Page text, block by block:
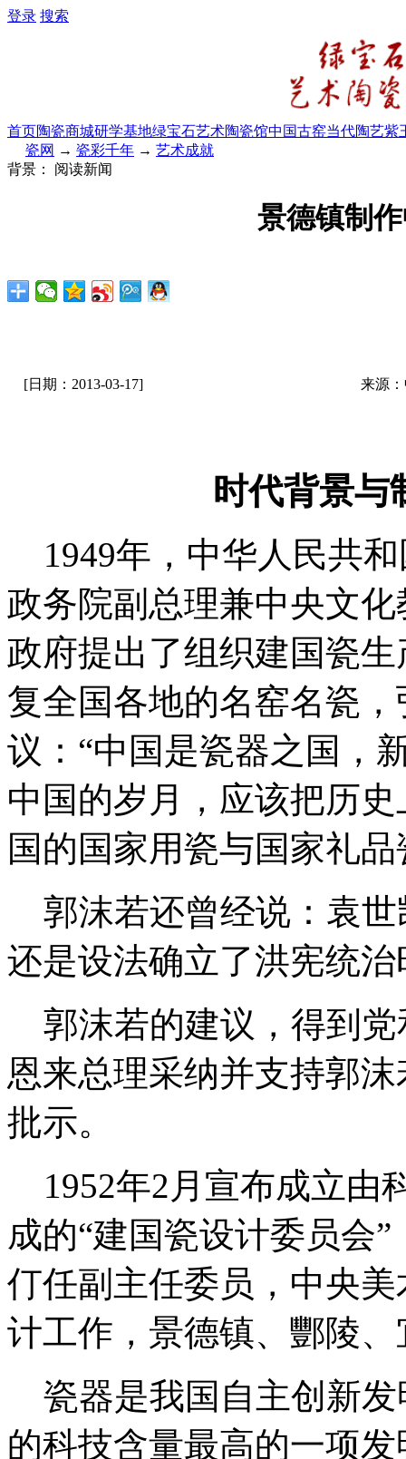
登录 搜索
首页陶瓷商城研学基地绿宝石艺术陶瓷馆中国古窑当代陶艺紫
瓷网 → 瓷彩千年 → 艺术成就
背景：
阅读新闻
景德镇制
[日期：2013-03-17] 来源
时代背景与
1949年，中华人民共
政务院副总理兼中央文
政府提出了组织建国瓷
复全国各地的名窑名瓷
议： “中国是瓷器之国，
中国的岁月，应该把历
国的国家用瓷与国家礼品
郭沫若还曾经说：袁
还是设法确立了洪宪统
郭沫若的建议，得到
恩来总理采纳并支持郭
批示。
1952年2月宣布成立由
成的“建国瓷设计委员会”
仃任副主任委员，中央
计工作，景德镇、酆陵
瓷器是我国自主创新
的科技含量最高的一项